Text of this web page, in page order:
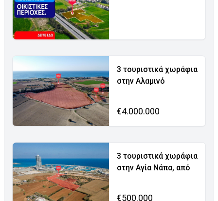
3 τουριστικά χωράφια
στην Αλαμινό
€4.000.000
3 τουριστικά χωράφια
στην Αγία Νάπα, από
€500.000